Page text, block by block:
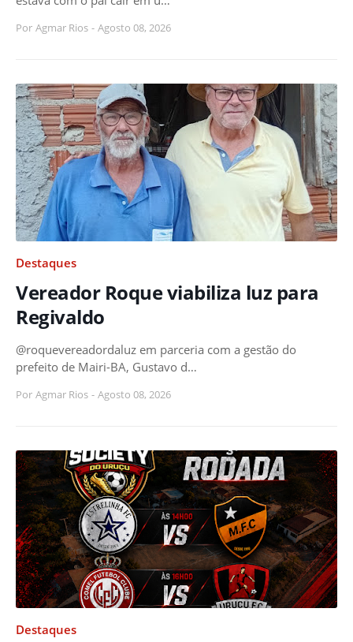
Por Agmar Rios - Agosto 08, 2026
Destaques
Vereador Roque viabiliza luz para
Regivaldo
@roquevereadordaluz em parceria com a gestão do
prefeito de Mairi-BA, Gustavo d…
Por Agmar Rios - Agosto 08, 2026
Destaques